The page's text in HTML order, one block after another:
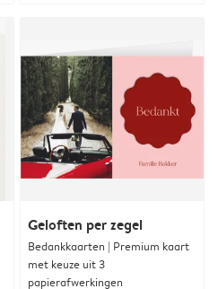
Geloften per zegel
Bedankkaarten | Premium kaart
met keuze uit 3
papierafwerkingen